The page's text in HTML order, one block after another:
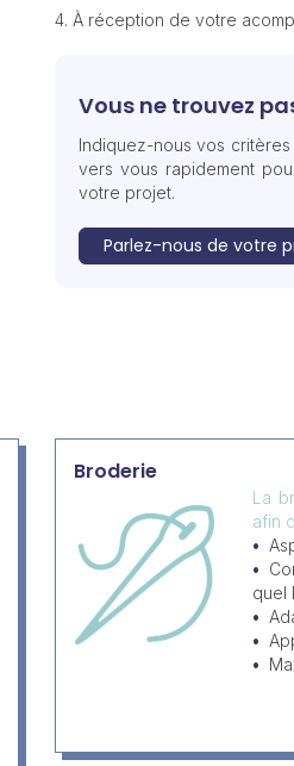
À réception de votre
Vous ne trouvez
Indiquez-nous vos
vers vous rapidement
votre projet.
Parlez-nous de votre
Broderie
La
afin
quel